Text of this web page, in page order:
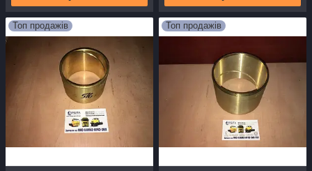
Топ продажів Топ продажів